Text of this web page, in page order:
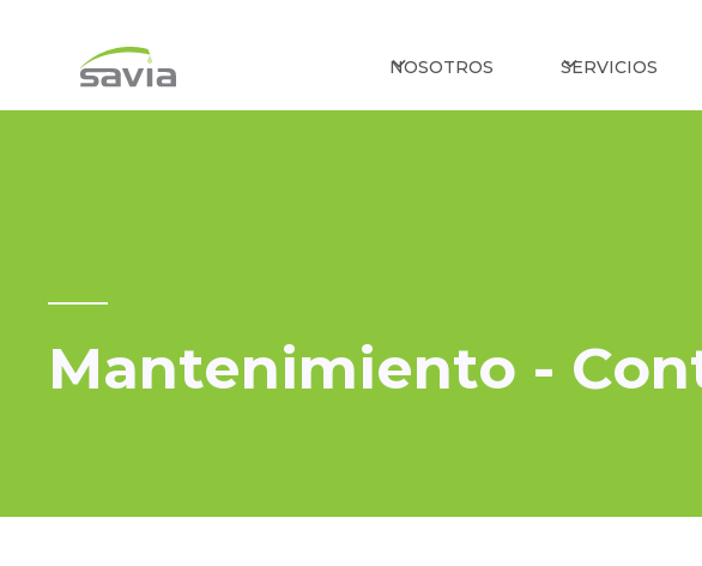
NOSOTROS SERVICIOS
Mantenimiento -